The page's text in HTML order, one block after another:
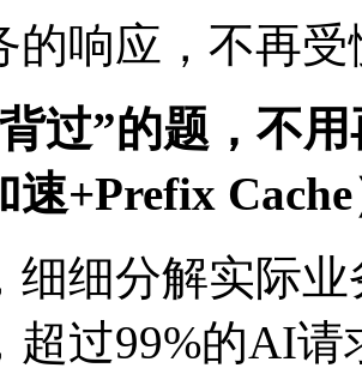
响应，不再
过”的题，不
速+Prefix
，细细分解实际
，超过99%的